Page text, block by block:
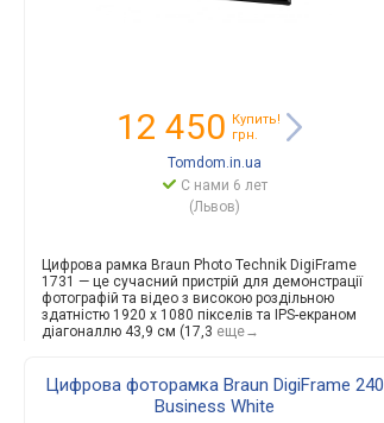
12 450 Купить!
грн.
Tomdom.in.ua
С нами 6 лет
(Львов)
Цифрова рамка Braun Photo Technik DigiFrame
1731 — це сучасний пристрій для демонстрації
фотографій та відео з високою роздільною
здатністю 1920 x 1080 пікселів та IPS-екраном
діагоналлю 43,9 см (17,3 еще→
Цифрова фоторамка Braun DigiFrame 240
Business White